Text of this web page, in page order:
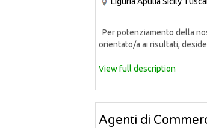
Per potenziamento della
orientato/a ai risultati,
View full description
Agenti di